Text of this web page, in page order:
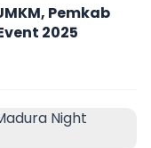
Pemkab
2025